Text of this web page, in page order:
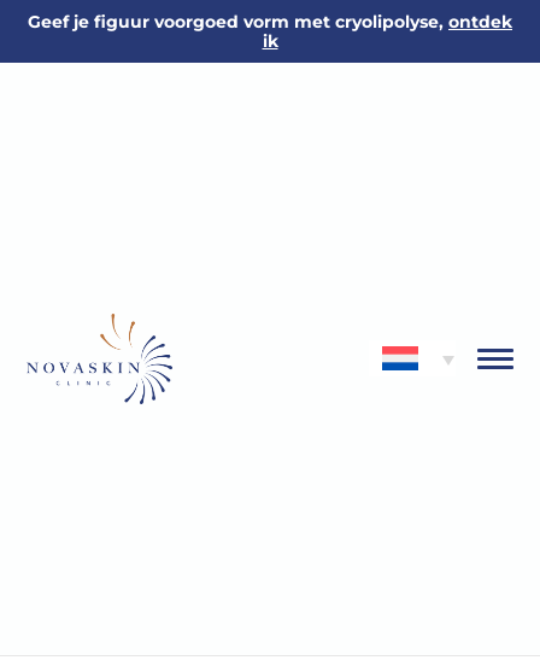
Geef je figuur voorgoed vorm met cryolipolyse, ontdek
ik